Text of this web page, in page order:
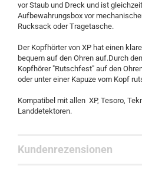
vor Staub und Dreck und ist
Aufbewahrungsbox vor
Rucksack oder Tragetasche.
Der Kopfhörter von XP hat einen
bequem auf den Ohren auf.Durch
Kopfhörer "Rutschfest" auf den
oder unter einer Kapuze vom Kopf
Kompatibel mit allen XP, Tesoro,
Landdetektoren.
Kundenrezensionen